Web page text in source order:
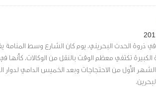
ذروة الحدث البحريني، يوم كان الشارع وسط المنامة
تكتفي معظم الوقت بالنقل من الوكالات، كأنها
الأول من الاحتجاجات وبعد الخميس الدامي لدوار